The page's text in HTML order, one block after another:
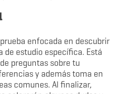
enfocada en descubrir
estudio específica. Está
preguntas sobre tu
y además toma en
comunes. Al finalizar,